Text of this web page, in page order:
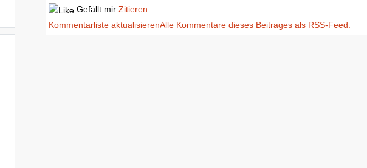
Gefällt mir Zitieren
Kommentarliste aktualisierenAlle Kommentare dieses Beitrages als RSS-Feed.